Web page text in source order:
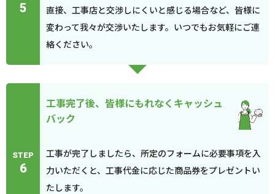
5
直接、工事店と交渉しにくいと感じる場合など、皆様に
変わって我々が交渉いたします。いつでもお気軽にご連
絡ください。
STEP
6
工事完了後、皆様にもれなくキャッシュ
バック
工事が完了しましたら、所定のフォームに必要事項を入
力いただくと、工事代金に応じた商品券をプレゼントい
たします。